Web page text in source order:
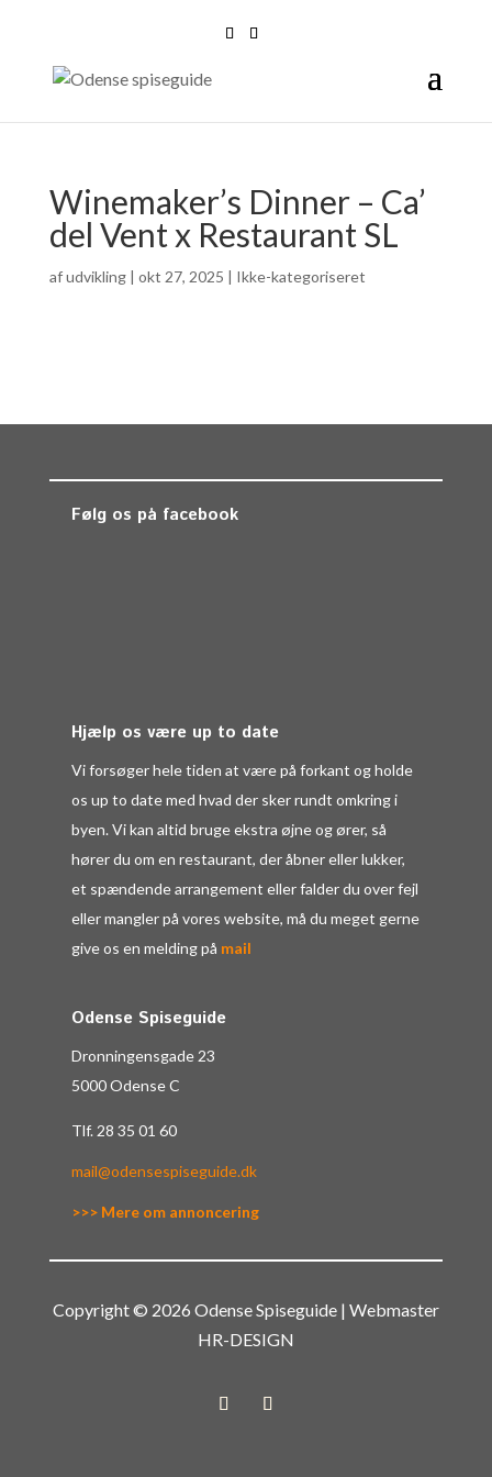
Winemaker’s Dinner – Ca’
del Vent x Restaurant SL
afudvikling| okt 27, 2025 | Ikke-kategoriseret
Følg os på facebook
Hjælp os være up to date
Vi forsøger hele tiden at være på forkant og holde
os up to date med hvad der sker rundt omkring i
byen. Vi kan altid bruge ekstra øjne og ører, så
hører du om en restaurant, der åbner eller lukker,
et spændende arrangement eller falder du over fejl
eller mangler på vores website, må du meget gerne
give os en melding på mail
Odense Spiseguide
Dronningensgade 23
5000 Odense C
Tlf. 28 35 01 60
mail@odensespiseguide.dk
>>> Mere om annoncering
Copyright © 2026 Odense Spiseguide | Webmaster
HR-DESIGN